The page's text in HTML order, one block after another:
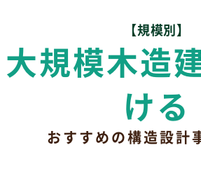
【規模別】
大規模木造
ける
おすすめの構造設計